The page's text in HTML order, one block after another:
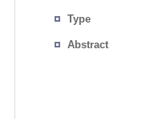
Type
Abstract